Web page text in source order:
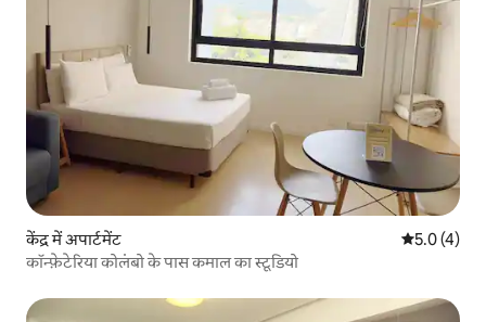
केंद्र में अपार्टमेंट औसत रेटिंग 5
5.0 (4)
कॉन्फ़ेटेरिया कोलंबो के पास कमाल का स्टूडियो